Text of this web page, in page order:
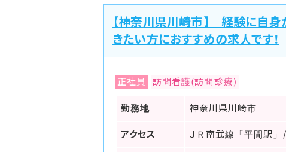
【神奈川県川崎市】 経験に自
きたい方におすすめの求人です！
正社員 訪問看護(訪問診療)
勤務地 神奈川県川崎市
アクセス ＪＲ南武線「平間駅」